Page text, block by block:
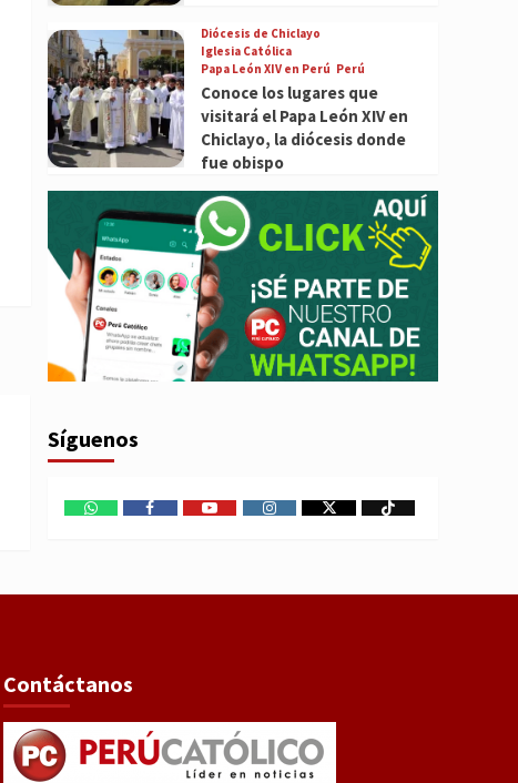
Diócesis de Chiclayo
Iglesia Católica
Papa León XIV en Perú Perú
Conoce los lugares que
visitará el Papa León XIV en
Chiclayo, la diócesis donde
fue obispo
Síguenos
WhatsAppFacebookYoutubeInstagram
X TikTok
Contáctanos